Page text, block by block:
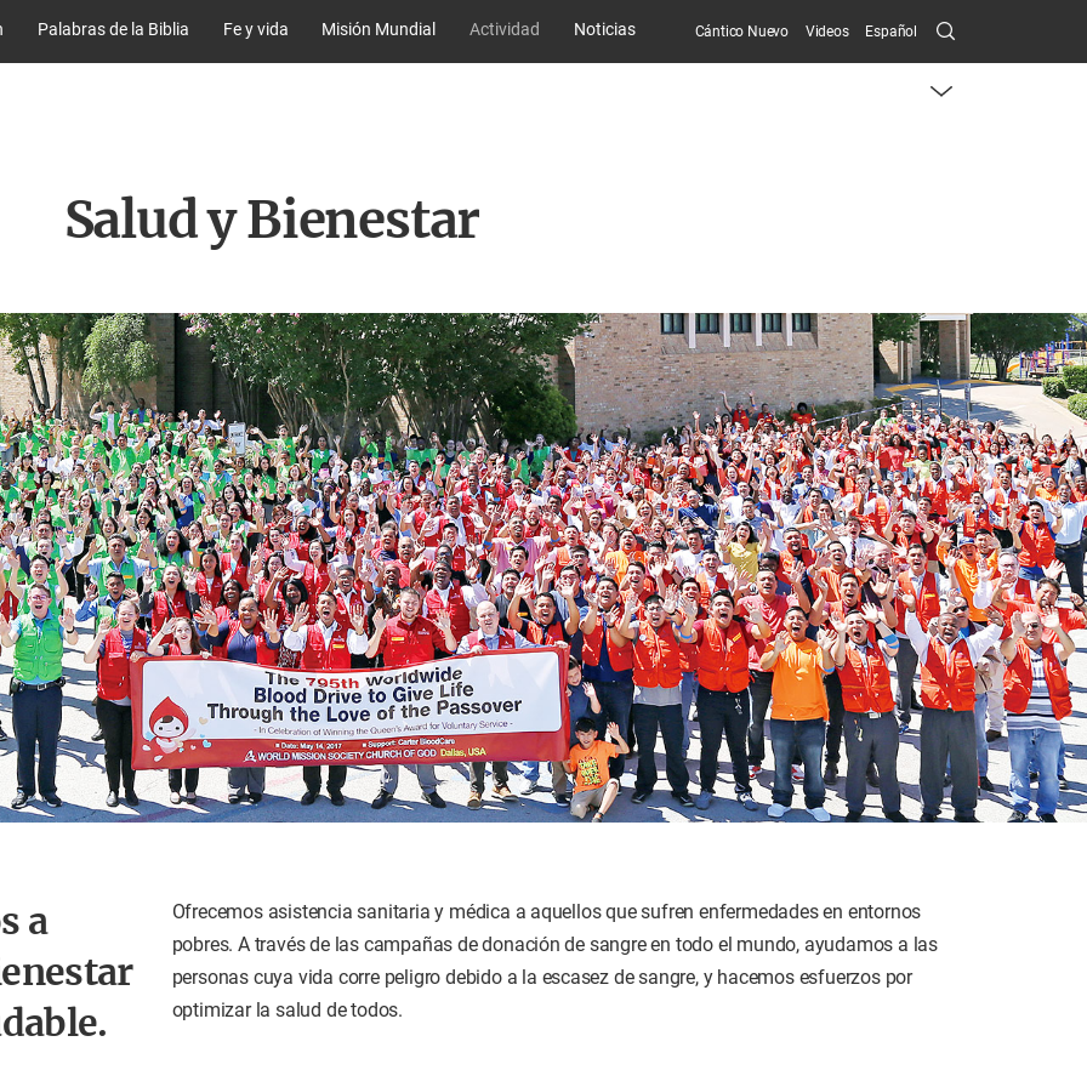
Palabras de la Biblia Fe y vida Misión Mundial Actividad Noticias Cántico Nuevo Videos Español Search
Submit
Salud y Bienestar
a
Ofrecemos asistencia sanitaria y médica a aquellos que sufren enfermedades en entornos
pobres. A través de las campañas de donación de sangre en todo el mundo, ayudamos a las
personas cuya vida corre peligro debido a la escasez de sangre, y hacemos esfuerzos por
optimizar la salud de todos.